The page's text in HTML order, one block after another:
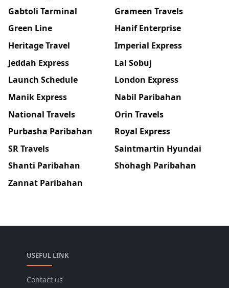
Gabtoli Tarminal
Grameen Travels
Green Line
Hanif Enterprise
Heritage Travel
Imperial Express
Jeddah Express
Lal Sobuj
Launch Schedule
London Express
Manik Express
Nabil Paribahan
National Travels
Orin Travels
Purbasha Paribahan
Royal Express
SR Travels
Saintmartin Hyundai
Shanti Paribahan
Shohagh Paribahan
Zannat Paribahan
USEFUL LINK
Contact us